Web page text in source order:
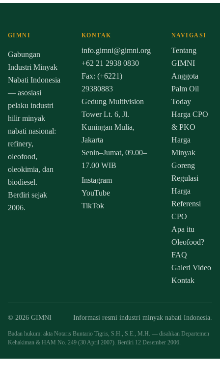
GIMNI
Gabungan
Industri Minyak
Nabati Indonesia
— asosiasi
pelaku industri
hilir minyak
nabati nasional:
refinery,
oleofood,
oleokimia, dan
biodiesel.
Berdiri sejak
2006.
KONTAK
info.gimni@gimni.org
+62 21 2938 0830
Fax: (+6221)
29380883
Gedung Multivision
Tower Lt. 6, Jl.
Kuningan Mulia,
Jakarta
Senin–Jumat, 09.00–
17.00 WIB
Instagram
YouTube
TikTok
NAVIGASI
Tentang
GIMNI
Anggota
Palm Oil
Today
Harga CPO
& PKO
Harga
Minyak
Goreng
Regulasi
Harga
Referensi
CPO
Apa itu
Oleofood?
FAQ
Galeri Video
Kontak
© 2026 GIMNI Informasi resmi industri minyak nabati Indonesia.
Badan hukum: akta Notaris Buntario Tigris, S.H., S.E., M.H. — disahkan Departemen
Kehakiman & HAM No. 249 (30 April 2007). Berdiri 12 Desember 2006.